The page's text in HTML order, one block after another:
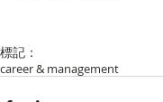
標記：
career & management